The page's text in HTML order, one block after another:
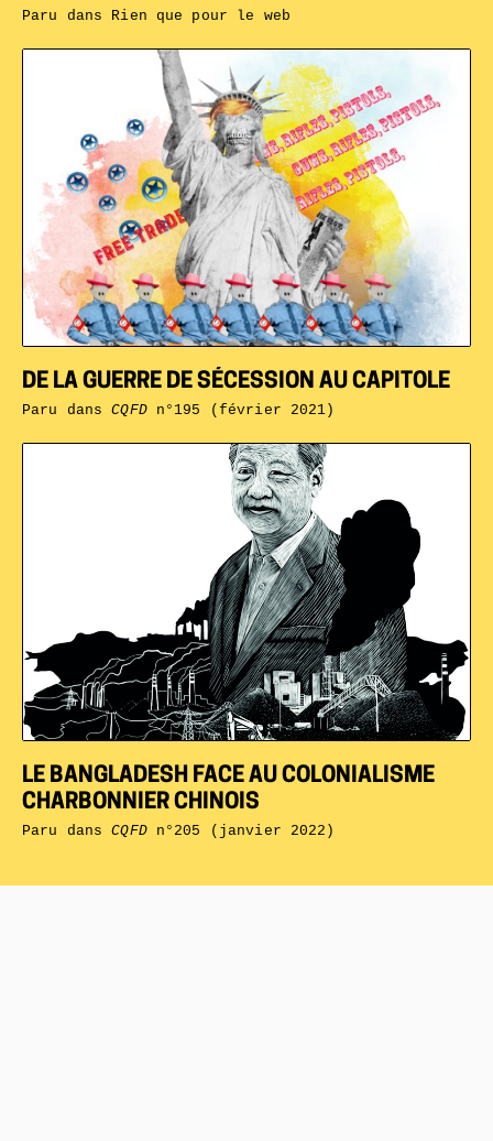
LE BANGLADESH FACE AU COLONIALISME
CHARBONNIER CHINOIS
Paru dansCQFDn°205 (janvier 2022)
DE LA GUERRE DE SÉCESSION AU CAPITOLE
Paru dansCQFDn°195 (février 2021)
Paru dans Rien que pour le web